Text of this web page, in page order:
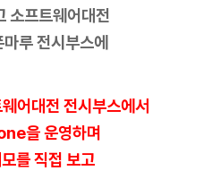
소프트웨어대전
루 전시부스에
어대전 전시부스에서
을 운영하며
를 직접 보고